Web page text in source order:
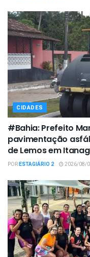
CIDADES
#Bahia: Prefeito
pavimentação
de Lemos em
PORESTAGIÁRIO 2 2026/08/